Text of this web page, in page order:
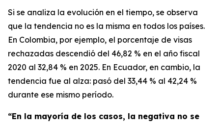
Si se analiza la evolución en el tiempo, se observa
que la tendencia no es la misma en todos los países.
En Colombia, por ejemplo, el porcentaje de visas
rechazadas descendió del 46,82 % en el año fiscal
2020 al 32,84 % en 2025. En Ecuador, en cambio, la
tendencia fue al alza: pasó del 33,44 % al 42,24 %
durante ese mismo período.
“En la mayoría de los casos, la negativa no se